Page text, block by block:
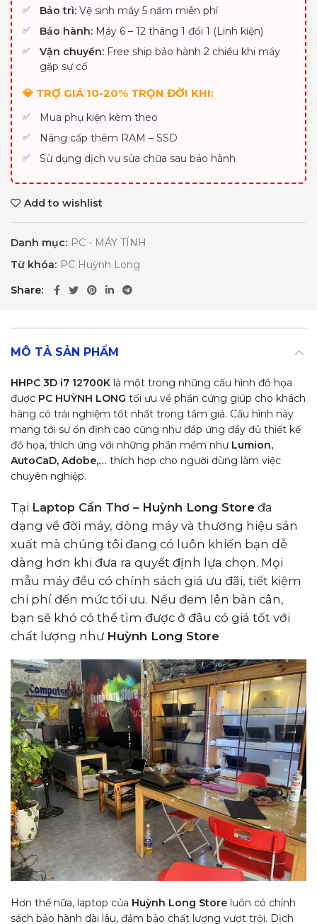
Bảo trì: Vệ sinh máy 5 năm miễn phí
Bảo hành: Máy 6 – 12 tháng 1 đổi 1 (Linh kiện)
Vận chuyển: Free ship bảo hành 2 chiều khi máy
gặp sự cố
💎 TRỢ GIÁ 10-20% TRỌN ĐỜI KHI:
Mua phụ kiện kèm theo
Nâng cấp thêm RAM – SSD
Sử dụng dịch vụ sửa chữa sau bảo hành
Add to wishlist
Danh mục: PC - MÁY TÍNH
Từ khóa: PC Huỳnh Long
Share
MÔ TẢ SẢN PHẨM
HHPC 3D i7 12700K là một trong những cấu hình đồ họa
được PC HUỲNH LONG tối ưu về phần cứng giúp cho khách
hàng có trải nghiệm tốt nhất trong tầm giá. Cấu hình này
mang tới sự ổn định cao cũng như đáp ứng đầy đủ thiết kế
đồ họa, thích ứng với những phần mềm như Lumion,
AutoCaD, Adobe,… thích hợp cho người dùng làm việc
chuyên nghiệp.
Tại Laptop Cần Thơ – Huỳnh Long Store đa
dạng về đời máy, dòng máy và thương hiệu sản
xuất mà chúng tôi đang có luôn khiến bạn dễ
dàng hơn khi đưa ra quyết định lựa chọn. Mọi
mẫu máy đều có chính sách giá ưu đãi, tiết kiệm
chi phí đến mức tối ưu. Nếu đem lên bàn cân,
bạn sẽ khó có thể tìm được ở đâu có giá tốt với
chất lượng như Huỳnh Long Store
Hơn thế nữa, laptop của Huỳnh Long Store luôn có chính
sách bảo hành dài lâu, đảm bảo chất lượng vượt trội. Dịch